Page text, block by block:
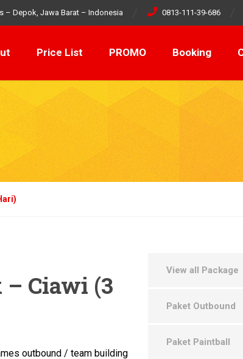
– Depok, Jawa Barat – Indonesia 0813-111-39-686
Price List PROMO Booking
Ciawi (3
outbound / team building
View all Package
Paket Outbound
Paket Paintball